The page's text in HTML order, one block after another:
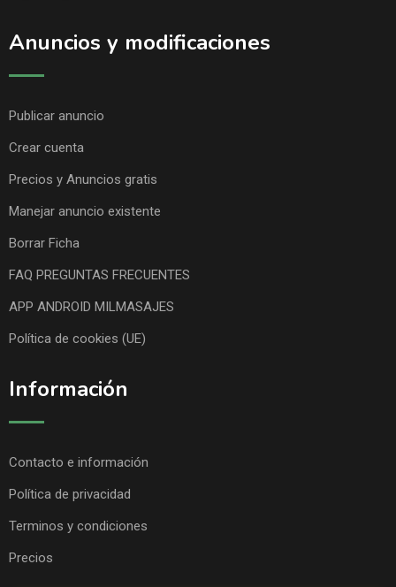
Anuncios y modificaciones
Publicar anuncio
Crear cuenta
Precios y Anuncios gratis
Manejar anuncio existente
Borrar Ficha
FAQ PREGUNTAS FRECUENTES
APP ANDROID MILMASAJES
Política de cookies (UE)
Información
Contacto e información
Política de privacidad
Terminos y condiciones
Precios